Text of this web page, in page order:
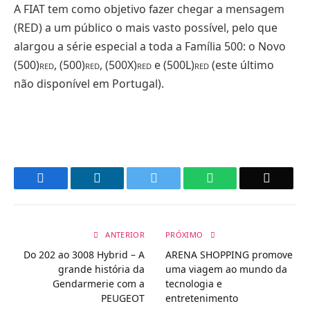
A FIAT tem como objetivo fazer chegar a mensagem
(RED) a um público o mais vasto possível, pelo que
alargou a série especial a toda a Família 500: o Novo
(500)RED, (500)RED, (500X)RED e (500L)RED (este último
não disponível em Portugal).
WhatsApp
ANTERIOR
Do 202 ao 3008 Hybrid – A
grande história da
Gendarmerie com a
PEUGEOT
PRÓXIMO
ARENA SHOPPING promove
uma viagem ao mundo da
tecnologia e
entretenimento